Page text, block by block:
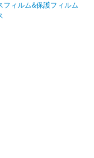
フィルム&保護フィルム